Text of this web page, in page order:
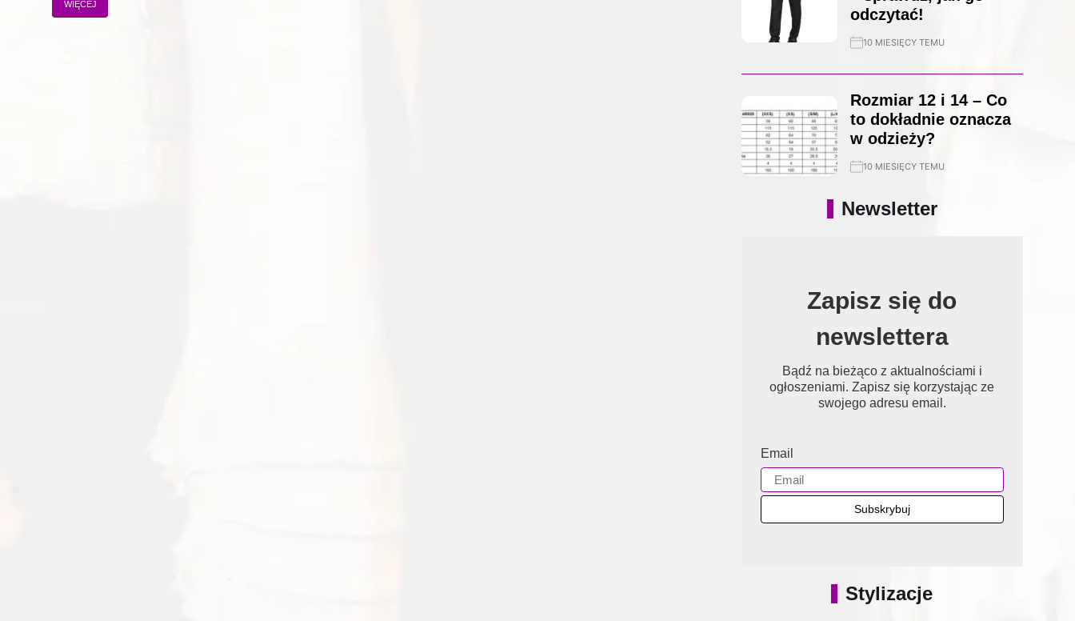
WIĘCEJ
odczytać!
10 MIESIĘCY TEMU
Rozmiar 12 i 14 – Co
to dokładnie oznacza
w odzieży?
10 MIESIĘCY TEMU
Newsletter
Zapisz się do
newslettera
Bądź na bieżąco z aktualnościami i
ogłoszeniami. Zapisz się korzystając ze
swojego adresu email.
Email
Stylizacje